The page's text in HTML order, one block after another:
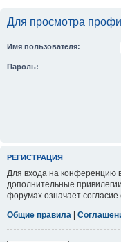
Для просмотра
Имя пользователя:
Пароль:
РЕГИСТРАЦИЯ
Для входа на конференцию
дополнительные
форумах означает согласие
Общие правила